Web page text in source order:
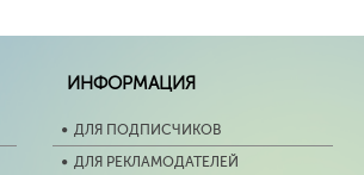
ИНФОРМАЦИЯ
ДЛЯ ПОДПИСЧИКОВ
ДЛЯ РЕКЛАМОДАТЕЛЕЙ